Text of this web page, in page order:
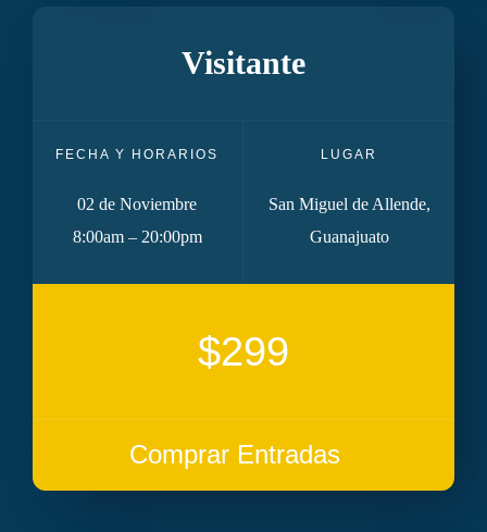
Visitante
FECHA Y HORARIOS
02 de Noviembre
8:00am – 20:00pm
LUGAR
San Miguel de Allende,
Guanajuato
$299
Comprar Entradas